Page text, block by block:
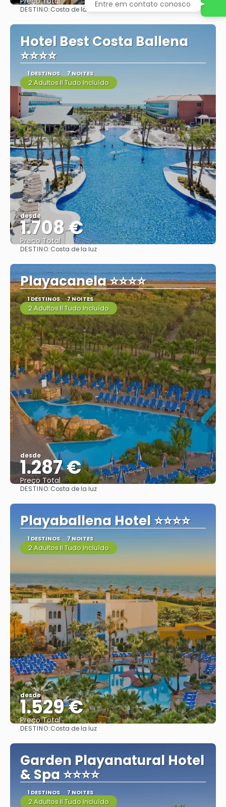
Vejo
DESTINO:Costa de la luz
Hotel Best Costa Ballena
⭐⭐⭐⭐
1 DESTINOS 7 NOITES
2 Adultos II Tudo Incluído
desde
1.708 €
Preço Total
DESTINO:Costa de la luz
Playacanela ⭐⭐⭐⭐
1 DESTINOS 7 NOITES
2 Adultos II Tudo Incluído
desde
1.287 €
Preço Total
DESTINO:Costa de la luz
Playaballena Hotel ⭐⭐⭐⭐
1 DESTINOS 7 NOITES
2 Adultos II Tudo Incluído
desde
1.529 €
Preço Total
DESTINO:Costa de la luz
Garden Playanatural Hotel
& Spa ⭐⭐⭐⭐
1 DESTINOS 7 NOITES
2 Adultos II Tudo Incluído